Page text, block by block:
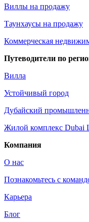
Виллы на продажу
Таунхаусы на продажу
Коммерческая
Путеводители по
Вилла
Устойчивый город
Дубайский
Жилой комплекс Dubai
Компания
О нас
Познакомьтесь с
Карьера
Блог